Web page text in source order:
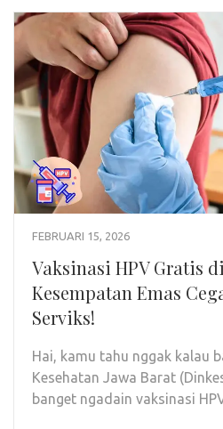
FEBRUARI 15, 2026
Vaksinasi HPV Gratis
Kesempatan Emas
Serviks!
Hai, kamu tahu nggak kalau
Kesehatan Jawa Barat
banget ngadain vaksinasi